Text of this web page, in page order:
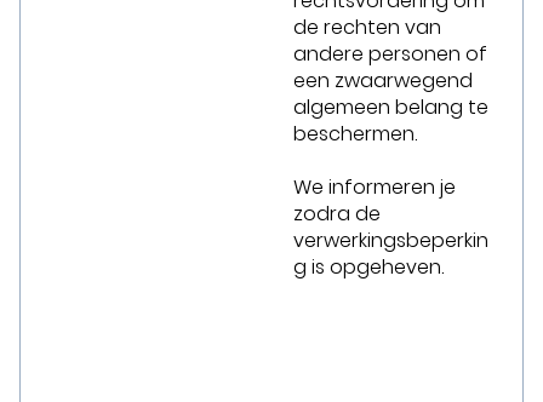
de rechten van
andere personen of
een zwaarwegend
algemeen belang te
beschermen.
We informeren je
zodra de
verwerkingsbeperkin
g is opgeheven.